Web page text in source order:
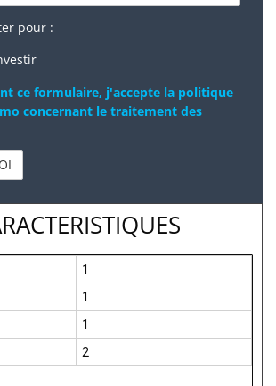
pour :
ce formulaire, j'accepte la politique
concernant le traitement des
1
1
1
2